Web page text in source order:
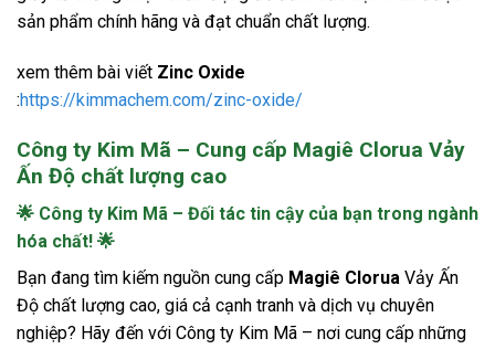
sản phẩm chính hãng và đạt chuẩn chất lượng.
xem thêm bài viết Zinc Oxide
:https://kimmachem.com/zinc-oxide/
Công ty Kim Mã – Cung cấp Magiê Clorua Vảy
Ấn Độ chất lượng cao
🌟 Công ty Kim Mã – Đối tác tin cậy của bạn trong ngành
hóa chất! 🌟
Bạn đang tìm kiếm nguồn cung cấp Magiê Clorua Vảy Ấn
Độ chất lượng cao, giá cả cạnh tranh và dịch vụ chuyên
nghiệp? Hãy đến với Công ty Kim Mã – nơi cung cấp những